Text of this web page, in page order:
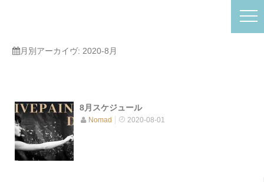
月別アーカイヴ: 2020-8月
8月スケジュール
Nomad 2020-08-01